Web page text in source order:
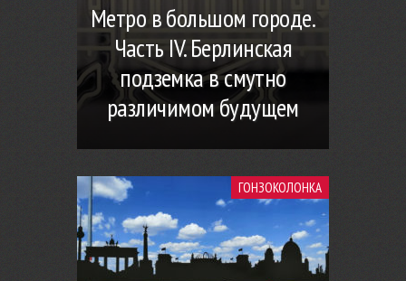
Метро в большом городе.
Часть IV. Берлинская
подземка в смутно
различимом будущем
ГОНЗОКОЛОНКА